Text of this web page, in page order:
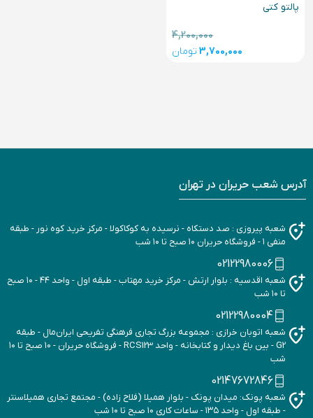
پالتو کتی
4,200,000
3,700,000 تومان
آدرس شعب حریران در تهران
شعبه پیروزی : صد دستکاه - نرسیده به کوکاکولا - مرکز خرید کوه نور - طبقه
منفی ۱ - فروشگاه حریران ۱۰ صبح تا ۱۰ شب
02122980006
شعبه اقدسیه : بلوار ارتش - مرکز خرید مهتاب - طبقه اول - واحد ۴۴ - ۱۰ صبح
تا ۱۰ شب
02122980004
شعبه اتوبان خرازی : مجموعه بزرگ تجاری فرهنگی تفریحی ایران‌مال - طبقه
G2 - بین باغ دیدار و کتابخانه - واحد RCS123 - فروشگاه حریران - ۱۰ صبح تا ۱۰
شب
02147672846
شعبه پونک: میدان پونک - بلوار همیلا (فلاح زاده) - مجتمع تجاری همیلاسنتر
- طبقه اول - واحد ۱۳۵ - ساعات کاری ۱۰ صبح تا ۱۰ شب